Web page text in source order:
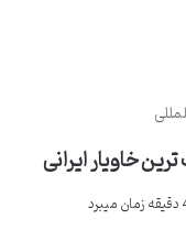
خاویار ایرانی